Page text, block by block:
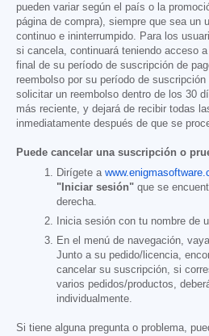
pueden variar según el país o la
página de compra), siempre que sea un
continuo e ininterrumpido. Para los
si cancela, continuará teniendo acceso
final de su período de suscripción de
reembolso por su período de
solicitar un reembolso dentro de los 30
más reciente, y dejará de recibir todas
inmediatamente después de que se
Puede cancelar una suscripción o
Dirígete a
"Iniciar sesión" que se
derecha.
Inicia sesión con tu nombre de
En el menú de navegación,
Junto a su pedido/licencia,
cancelar su suscripción, si
varios pedidos/productos,
individualmente.
Si tiene alguna pregunta o problema,